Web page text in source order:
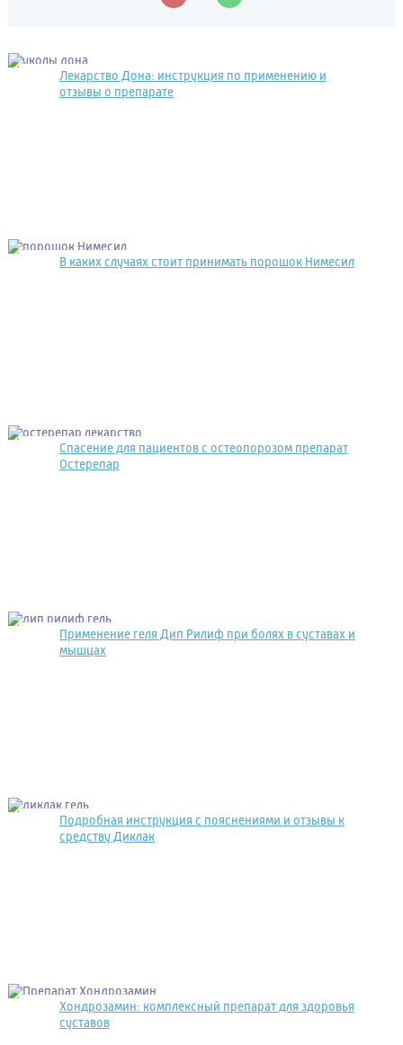
Лекарство Дона: инструкция по применению и
отзывы о препарате
В каких случаях стоит принимать порошок Нимесил
Спасение для пациентов с остеопорозом препарат
Остерепар
Применение геля Дип Рилиф при болях в суставах и
мышцах
Подробная инструкция с пояснениями и отзывы к
средству Диклак
Хондрозамин: комплексный препарат для здоровья
суставов